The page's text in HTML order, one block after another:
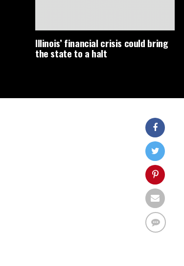
Illinois’ financial crisis could bring
the state to a halt